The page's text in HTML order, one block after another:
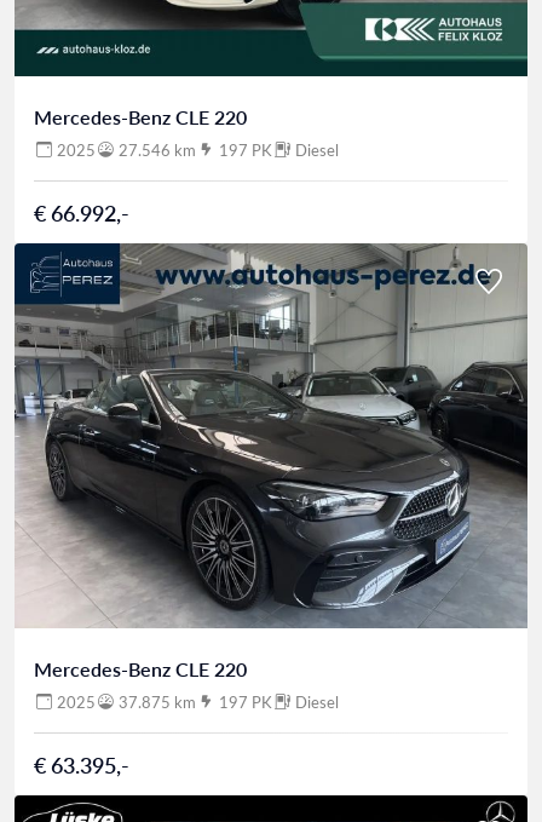
Mercedes-Benz CLE 220
2025 27.546 km 197 PK Diesel
€ 66.992,-
Mercedes-Benz CLE 220
2025 37.875 km 197 PK Diesel
€ 63.395,-